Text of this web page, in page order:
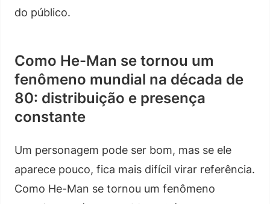
do público.
Como He-Man se tornou um
fenômeno mundial na década de
80: distribuição e presença
constante
Um personagem pode ser bom, mas se ele
aparece pouco, fica mais difícil virar referência.
Como He-Man se tornou um fenômeno